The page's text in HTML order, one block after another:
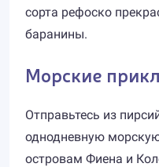
сорта рефоско
баранины.
Морские
Отправьтесь из
однодневную
островам Фиена и